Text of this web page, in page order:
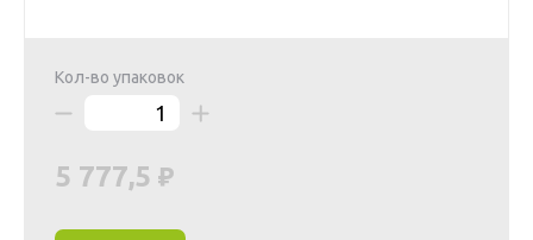
Кол-во упаковок
5 777,5